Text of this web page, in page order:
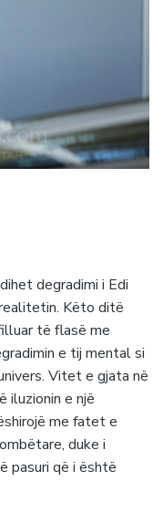
degradimi i Edi
Këto ditë
të flasë me
e tij mental si
Vitet e gjata në
iluzionin e një
me fatet e
duke i
pasuri që i është